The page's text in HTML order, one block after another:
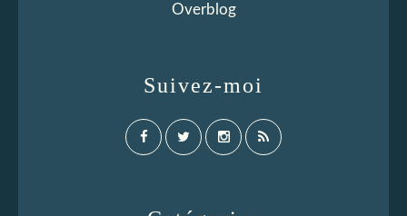
Overblog
Suivez-moi